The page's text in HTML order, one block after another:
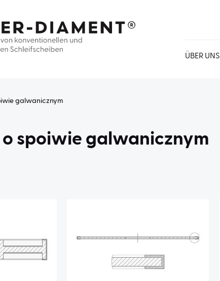
ÜBER UNS
galwanicznym
o spoiwie galwanicznym